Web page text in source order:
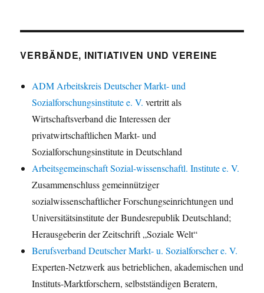
VERBÄNDE, INITIATIVEN UND VEREINE
ADM Arbeitskreis Deutscher Markt- und
Sozialforschungsinstitute e. V. vertritt als
Wirtschaftsverband die Interessen der
privatwirtschaftlichen Markt- und
Sozialforschungsinstitute in Deutschland
Arbeitsgemeinschaft Sozial-wissenschaftl. Institute e. V.
Zusammenschluss gemeinnütziger
sozialwissenschaftlicher Forschungseinrichtungen und
Universitätsinstitute der Bundesrepublik Deutschland;
Herausgeberin der Zeitschrift „Soziale Welt“
Berufsverband Deutscher Markt- u. Sozialforscher e. V.
Experten-Netzwerk aus betrieblichen, akademischen und
Instituts-Marktforschern, selbstständigen Beratern,